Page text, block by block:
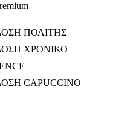
ΠΟΛΙΤΗΣ
ΧΡΟΝΙΚΟ
CAPUCCINO